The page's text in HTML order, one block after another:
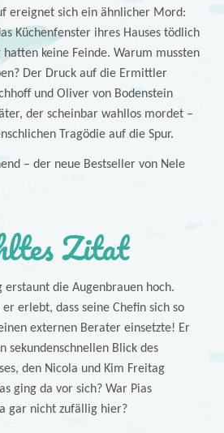
ereignet sich ein ähnlicher Mord:
Küchenfenster ihres Hauses tödlich
keine Feinde. Warum mussten
Der Druck auf die Ermittler
und Oliver von Bodenstein
der scheinbar wahllos mordet –
Tragödie auf die Spur.
– der neue Bestseller von Nele
Zitat
erstaunt die Augenbrauen hoch.
erlebt, dass seine Chefin sich so
externen Berater einsetzte! Er
sekundenschnellen Blick des
den Nicola und Kim Freitag
ging da vor sich? War Pias
gar nicht zufällig hier?